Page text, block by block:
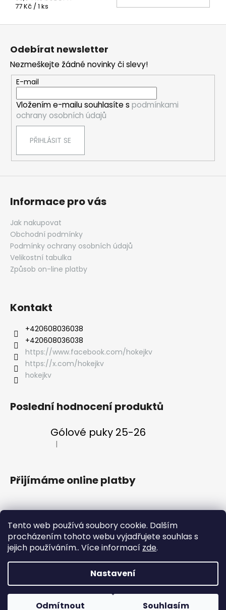
Tento web používá soubory cookie. Dalším
procházením tohoto webu vyjadřujete souhlas s
jejich používáním.. Více informací zde.
Nastavení
Odmítnout Souhlasím
Vítejte v nově otevřeném oficiálním e-shopu HC Energie
Měrná
77 Kč / 1 ks
Z
Odebírat newsletter
Nezmeškejte žádné novinky či slevy!
E-mail
Vložením e-mailu souhlasíte s podmínkami
ochrany osobních údajů
PŘIHLÁSIT SE
Informace pro vás
Jak nakupovat
Obchodní podmínky
Podmínky ochrany osobních údajů
Velikostní tabulka
Způsob on-line platby
Kontakt
‭+420608036038
‭+420608036038
https://www.facebook.com/hokejkv
https://x.com/hokejkv
hokejkv
Poslední hodnocení produktů
Gólové puky 25-26
Hodnocení produktu je 5 z 5 hvězdiček.
|
Přijímáme online platby
Klubový web Vstupenky Fanklub Aplikace ENERGIE
Copyright 2026#VeVaru shop. Všechna práva